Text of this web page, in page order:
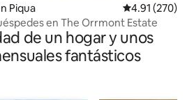
Piqua Calificación
4.91 (270)
en The Orrmont Estate
de un hogar y unos
fantásticos